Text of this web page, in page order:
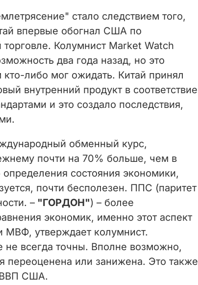
o
стало следствием того,
впервые обогнал США по
Колумнист Market Watch
два года назад, но это
либо мог ожидать. Китай принял
внутренний продукт в соответствие
и это создало последствия,
обменный курс,
почти на 70% больше, чем в
состояния экономики,
почти бесполезен. ППС (паритет
– "ГОРДОН") – более
экономик, именно этот аспект
МВФ, утверждает колумнист.
не всегда точны. Вполне возможно,
переоценена или занижена. Это также
ВВП США.